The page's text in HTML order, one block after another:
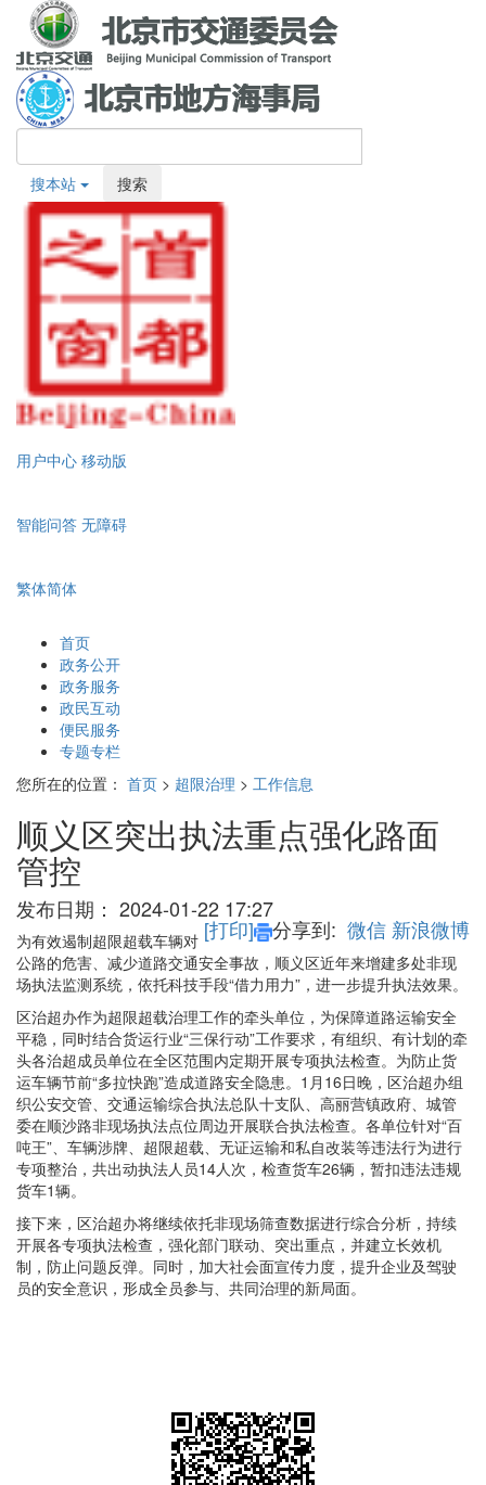
搜本站 搜索
用户中心 移动版
智能问答 无障碍
繁体简体
首页
政务公开
政务服务
政民互动
便民服务
专题专栏
您所在的位置： 首页 > 超限治理 > 工作信息
顺义区突出执法重点强化路面
管控
发布日期： 2024-01-22 17:27
[打印] 分享到: 微信 新浪微博
为有效遏制超限超载车辆对
公路的危害、减少道路交通安全事故，顺义区近年来增建多处非现
场执法监测系统，依托科技手段“借力用力”，进一步提升执法效果。
区治超办作为超限超载治理工作的牵头单位，为保障道路运输安全
平稳，同时结合货运行业“三保行动”工作要求，有组织、有计划的牵
头各治超成员单位在全区范围内定期开展专项执法检查。为防止货
运车辆节前“多拉快跑”造成道路安全隐患。1月16日晚，区治超办组
织公安交管、交通运输综合执法总队十支队、高丽营镇政府、城管
委在顺沙路非现场执法点位周边开展联合执法检查。各单位针对“百
吨王”、车辆涉牌、超限超载、无证运输和私自改装等违法行为进行
专项整治，共出动执法人员14人次，检查货车26辆，暂扣违法违规
货车1辆。
接下来，区治超办将继续依托非现场筛查数据进行综合分析，持续
开展各专项执法检查，强化部门联动、突出重点，并建立长效机
制，防止问题反弹。同时，加大社会面宣传力度，提升企业及驾驶
员的安全意识，形成全员参与、共同治理的新局面。